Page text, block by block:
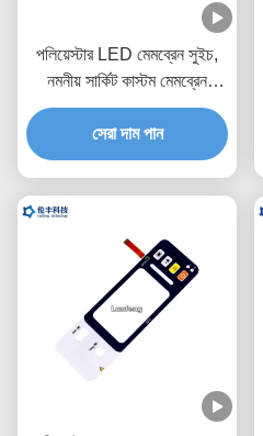
পলিয়েস্টার LED মেমব্রেন সুইচ,
নমনীয় সার্কিট কাস্টম মেমব্রেন
কীপ্যাড
সেরা দাম পান